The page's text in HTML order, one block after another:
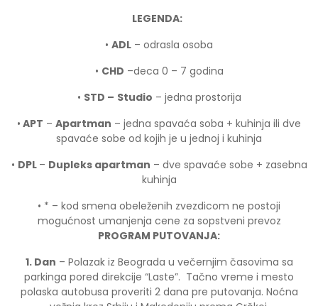
LEGENDA:
• ADL – odrasla osoba
• CHD –deca 0 – 7 godina
• STD – Studio – jedna prostorija
• APT – Apartman – jedna spavaća soba + kuhinja ili dve
spavaće sobe od kojih je u jednoj i kuhinja
• DPL – Dupleks apartman – dve spavaće sobe + zasebna
kuhinja
• * – kod smena obeleženih zvezdicom ne postoji
mogućnost umanjenja cene za sopstveni prevoz
PROGRAM PUTOVANJA:
1. Dan – Polazak iz Beograda u večernjim časovima sa
parkinga pored direkcije “Laste”. Tačno vreme i mesto
polaska autobusa proveriti 2 dana pre putovanja. Noćna